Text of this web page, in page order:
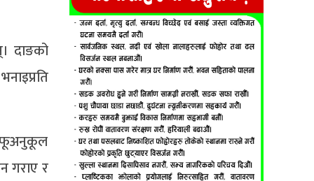
दाङको
गराए र